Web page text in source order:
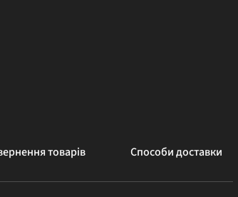
товарів Способи доставки